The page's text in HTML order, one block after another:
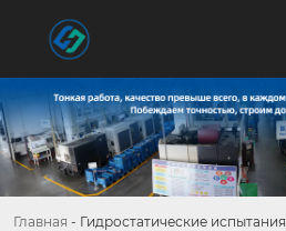
Главная - Гидростатические испытания